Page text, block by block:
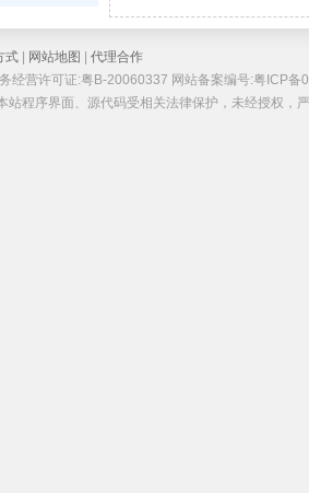
式 网站地图
代理合作
经营许可证:粤B-20060337 网站备案编号:粤ICP备
站程序界面、源代码受相关法律保护，未经授权，